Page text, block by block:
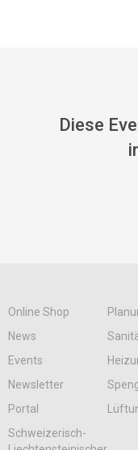
Diese
Online Shop
News
Events
Newsletter
Portal
Schweizerisch-